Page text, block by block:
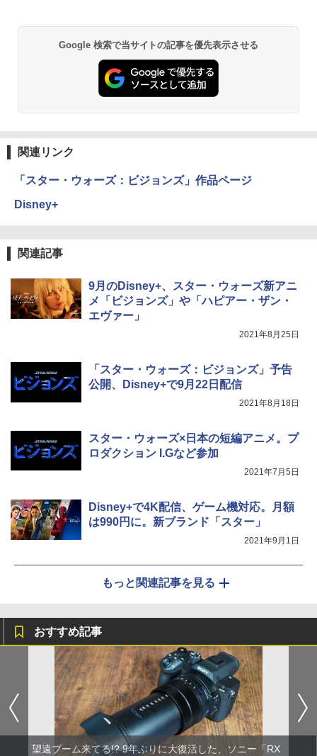
Google 検索で当サイトの記事を優先表示させる
関連リンク
「スター・ウォーズ：ビジョンズ」作品ページ
Disney+
関連記事
9月のDisney+、スター・ウォーズ新アニ
メ「ビジョンズ」や「ハピアー・ザン・
エヴァー」
2021年8月25日
「スター・ウォーズ：ビジョンズ」予告
公開、Disney+で9月22日配信
2021年8月18日
スター・ウォーズ×日本の短編アニメ。プ
ロダクション I.Gなど参加
2021年7月5日
Disney+で4K配信、ゲーム機対応。月額
は990円に。新ブランド「スター」
2021年9月1日
もっと関連記事を見る
おすすめ記事
望遠ブーム来てる!? 9年ぶりに大復活した、ソニー「RX